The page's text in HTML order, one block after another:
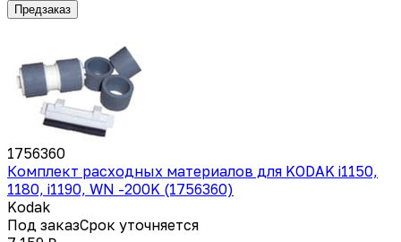
Предзаказ
1756360
Комплект расходных материалов для KODAK i1150,
1180, i1190, WN -200K (1756360)
Kodak
Под заказСрок уточняется